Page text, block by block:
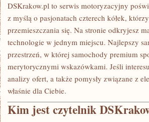
DSKrakow.pl to serwis motoryzacyjny
z myślą o pasjonatach czterech kółek,
przemieszczania się. Na stronie odkryjesz
technologie w jednym miejscu. Najlepszy
przestrzeń, w której samochody premium
merytorycznymi wskazówkami. Jeśli
analizy ofert, a także pomysły związane z
właśnie dla Ciebie.
Kim jest czytelnik